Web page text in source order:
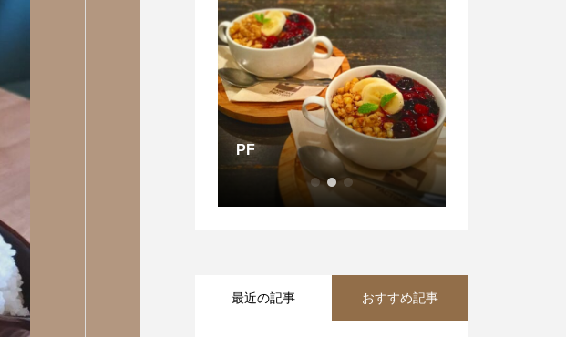
PF
最近の記事 おすすめ記事